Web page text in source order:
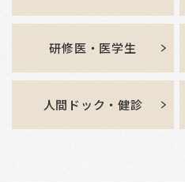
研修医・医学生
人間ドック・健診